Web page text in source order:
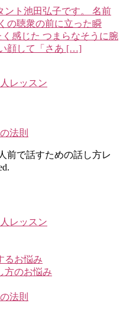
ント池田弘子です。 名前
の聴衆の前に立った瞬
感じた つまらなそうに腕
顔して「さあ […]
レッスン
法則
前で話すための話し方レ
レッスン
るお悩み
方のお悩み
法則